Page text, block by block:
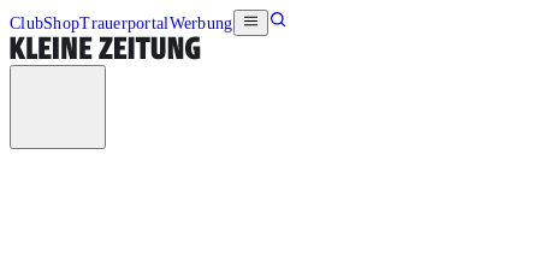
ClubShopTrauerportalWerbung